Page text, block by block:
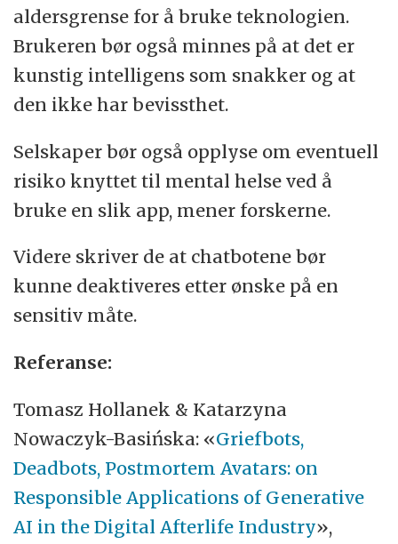
aldersgrense for å bruke teknologien.
Brukeren bør også minnes på at det er
kunstig intelligens som snakker og at
den ikke har bevissthet.
Selskaper bør også opplyse om eventuell
risiko knyttet til mental helse ved å
bruke en slik app, mener forskerne.
Videre skriver de at chatbotene bør
kunne deaktiveres etter ønske på en
sensitiv måte.
Referanse:
Tomasz Hollanek & Katarzyna
Nowaczyk-Basińska: «Griefbots,
Deadbots, Postmortem Avatars: on
Responsible Applications of Generative
AI in the Digital Afterlife Industry»,